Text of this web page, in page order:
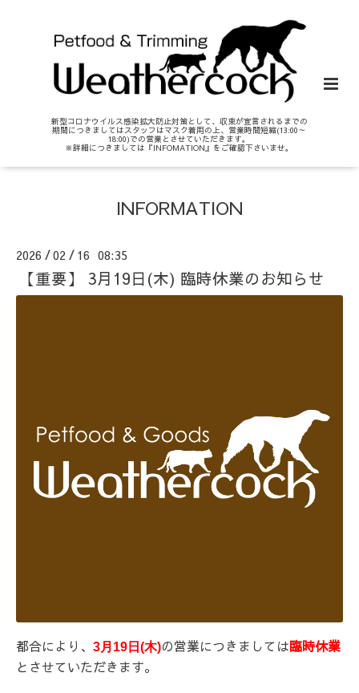
新型コロナウイルス感染拡大防止対策として、収束が宣言されるまでの
期間につきましてはスタッフはマスク着用の上、営業時間短縮(13:00～
18:00)での営業とさせていただきます。
※詳細につきましては『INFOMATION』をご確認下さいませ。
INFORMATION
2026 /02 / 16 08:35
【重要】 3月19日(木) 臨時休業のお知らせ
都合により、 3月19日(木)の営業につきましては臨時休業
とさせていただきます。